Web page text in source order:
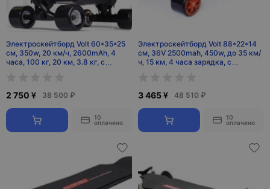
Электроскейтборд Volt 60*35*25
см, 350w, 20 км/ч, 2600mAh, 4
часа, 100 кг, 20 км, 3.8 кг, с
2 750 ¥ 38 500 ₽
10
оплачено
Электроскейтборд Volt 88*22*14
см, 36V 2500mah, 450w, до 35 км/
ч, 15 км, 4 часа зарядка, с
3 465 ¥ 48 510 ₽
10
оплачено